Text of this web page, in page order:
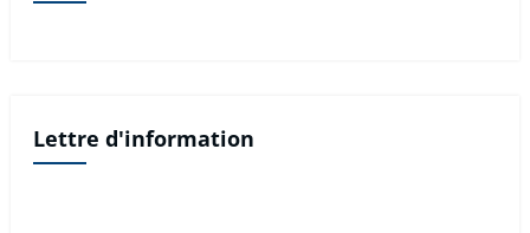
Lettre d'information